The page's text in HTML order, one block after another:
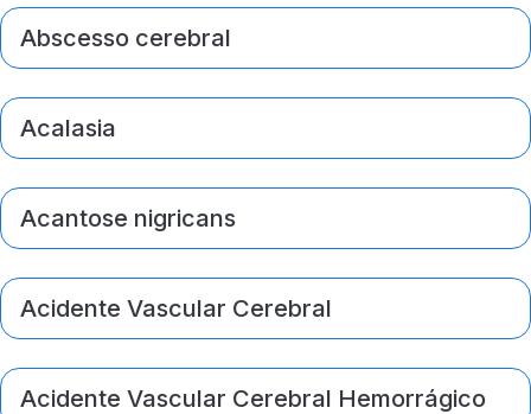
Abscesso cerebral
Acalasia
Acantose nigricans
Acidente Vascular Cerebral
Acidente Vascular Cerebral Hemorrágico